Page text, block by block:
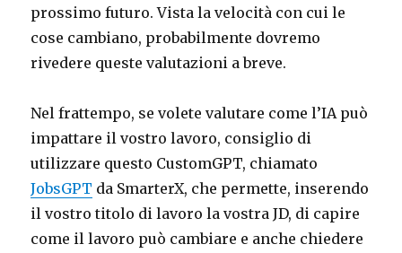
prossimo futuro. Vista la velocità con cui le
cose cambiano, probabilmente dovremo
rivedere queste valutazioni a breve.
Nel frattempo, se volete valutare come l’IA può
impattare il vostro lavoro, consiglio di
utilizzare questo CustomGPT, chiamato
JobsGPT da SmarterX, che permette, inserendo
il vostro titolo di lavoro la vostra JD, di capire
come il lavoro può cambiare e anche chiedere